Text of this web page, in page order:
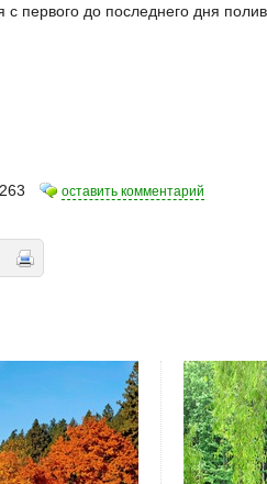
первого до последнего дня
оставить комментарий